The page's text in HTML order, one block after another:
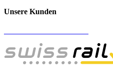
Unsere Kunden